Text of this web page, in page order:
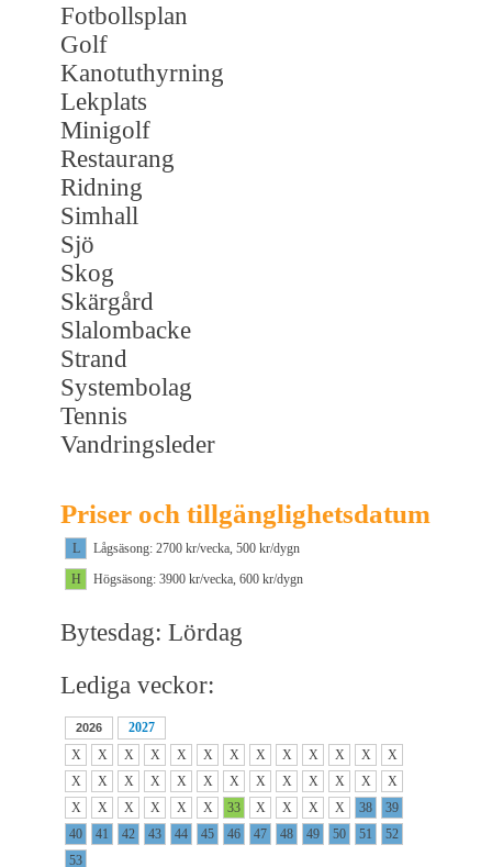
Fotbollsplan
Golf
Kanotuthyrning
Lekplats
Minigolf
Restaurang
Ridning
Simhall
Sjö
Skog
Skärgård
Slalombacke
Strand
Systembolag
Tennis
Vandringsleder
Priser och tillgänglighetsdatum
L
Lågsäsong: 2700 kr/vecka, 500 kr/dygn
H
Högsäsong: 3900 kr/vecka, 600 kr/dygn
Bytesdag: Lördag
Lediga veckor:
2026
2027
X
X X X X X X X X X X X
X
X
X X X X X X X X X X X
X
X
X X X X X 33 X X X X 38
39
40
41 42 43 44 45 46 47 48 49 50 51
52
53